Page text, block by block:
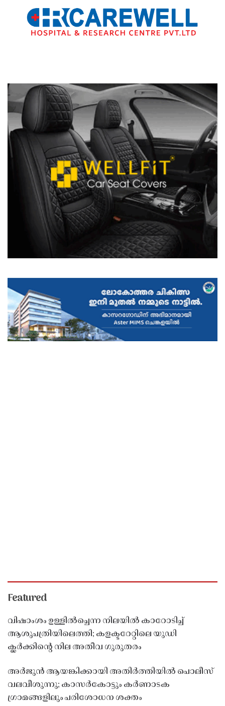
Featured
വിഷാംശം ഉള്ളിൽച്ചെന്ന നിലയിൽ കാറോടിച്ച്
ആശുപത്രിയിലെത്തി; കളക്ടറേറ്റിലെ യുഡി
ക്ലർക്കിൻ്റെ നില അതീവ ഗുരുതരം
അർജുൻ ആയങ്കിക്കായി അതിർത്തിയിൽ പൊലീസ്
വലവീശുന്നു; കാസർകോട്ടും കർണാടക
ഗ്രാമങ്ങളിലും പരിശോധന ശക്തം